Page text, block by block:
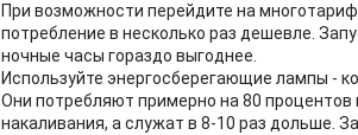
При возможности перейдите на
потребление в несколько раз дешевле.
ночные часы гораздо выгоднее.
Используйте энергосберегающие лампы -
Они потребляют примерно на 80
накаливания, а служат в 8-10 раз дольше.